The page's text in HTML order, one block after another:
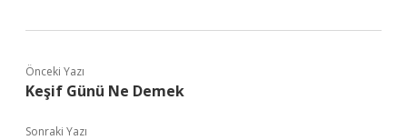
Önceki Yazı
Keşif Günü Ne Demek
Sonraki Yazı